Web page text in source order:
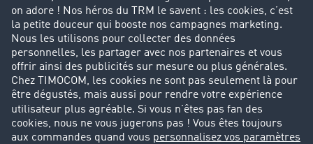
Entreprise
Parrainage clients
Success Stories
Cadre légal
Mentions légales